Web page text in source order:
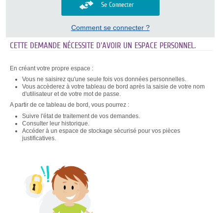
Se Connecter
Comment se connecter ?
CETTE DEMANDE NÉCESSITE D'AVOIR UN ESPACE PERSONNEL.
En créant votre propre espace :
Vous ne saisirez qu'une seule fois vos données personnelles.
Vous accèderez à votre tableau de bord après la saisie de votre nom
d'utilisateur et de votre mot de passe.
A partir de ce tableau de bord, vous pourrez :
Suivre l'état de traitement de vos demandes.
Consulter leur historique.
Accéder à un espace de stockage sécurisé pour vos pièces
justificatives.